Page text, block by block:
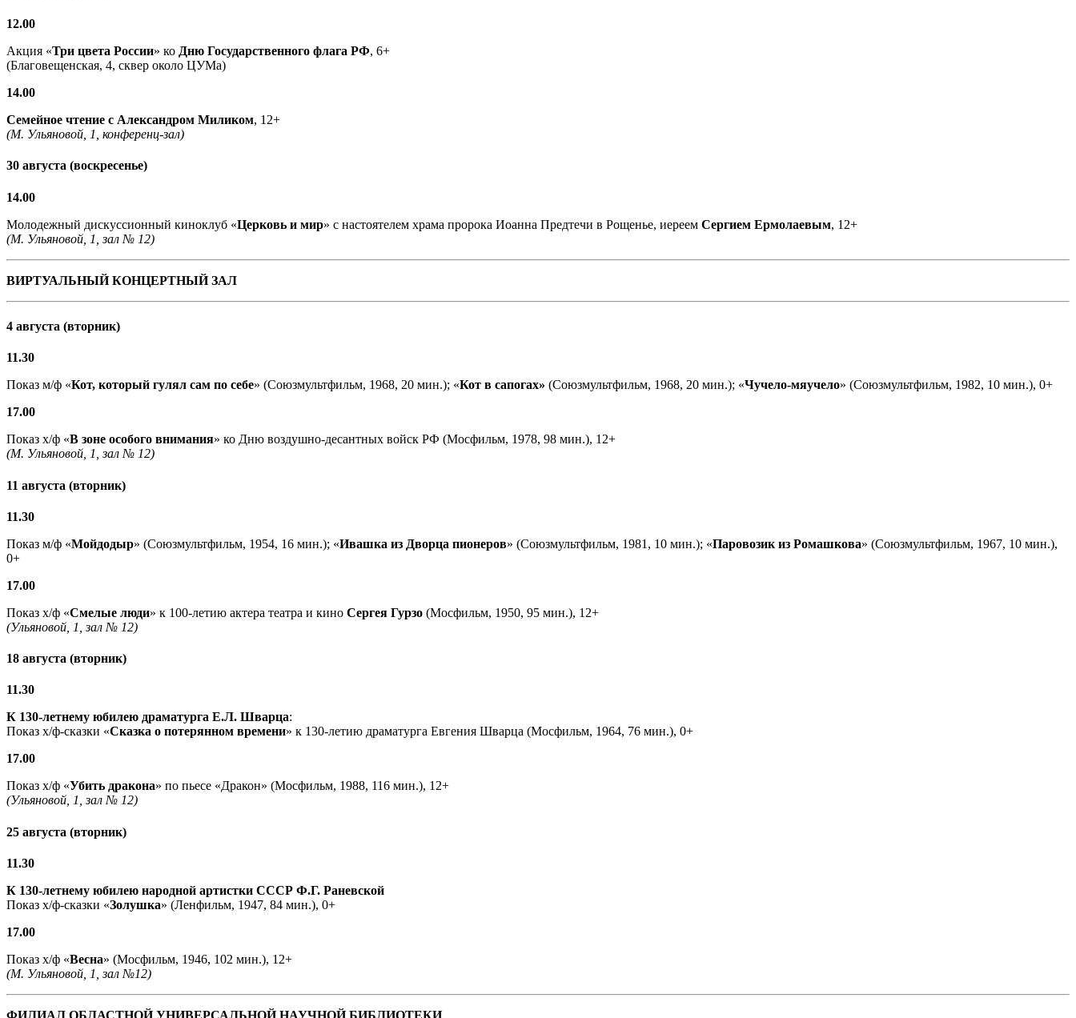
12.00
Акция «Три цвета России» ко Дню Государственного флага РФ, 6+
(Благовещенская, 4, сквер около ЦУМа)
14.00
Семейное чтение с Александром Миликом, 12+
(М. Ульяновой, 1, конференц-зал)
30 августа (воскресенье)
14.00
Молодежный дискуссионный киноклуб «Церковь и мир» с настоятелем храма пророка Иоанна Предтечи в Рощенье, иереем Сергием Ермолаевым, 12+
(М. Ульяновой, 1, зал № 12)
ВИРТУАЛЬНЫЙ КОНЦЕРТНЫЙ ЗАЛ
4 августа (вторник)
11.30
Показ м/ф «Кот, который гулял сам по себе» (Союзмультфильм, 1968, 20 мин.); «Кот в сапогах» (Союзмультфильм, 1968, 20 мин.); «Чучело-мяучело» (Союзмультфильм, 1982, 10 мин.), 0+
17.00
Показ х/ф «В зоне особого внимания» ко Дню воздушно-десантных войск РФ (Мосфильм, 1978, 98 мин.), 12+
(М. Ульяновой, 1, зал № 12)
11 августа (вторник)
11.30
Показ м/ф «Мойдодыр» (Союзмультфильм, 1954, 16 мин.); «Ивашка из Дворца пионеров» (Союзмультфильм, 1981, 10 мин.); «Паровозик из Ромашкова» (Союзмультфильм, 1967, 10 мин.),
0+
17.00
Показ х/ф «Смелые люди» к 100-летию актера театра и кино Сергея Гурзо (Мосфильм, 1950, 95 мин.), 12+
(Ульяновой, 1, зал № 12)
18 августа (вторник)
11.30
К 130-летнему юбилею драматурга Е.Л. Шварца:
Показ х/ф-сказки «Сказка о потерянном времени» к 130-летию драматурга Евгения Шварца (Мосфильм, 1964, 76 мин.), 0+
17.00
Показ х/ф «Убить дракона» по пьесе «Дракон» (Мосфильм, 1988, 116 мин.), 12+
(Ульяновой, 1, зал № 12)
25 августа (вторник)
11.30
К 130-летнему юбилею народной артистки СССР Ф.Г. Раневской
Показ х/ф-сказки «Золушка» (Ленфильм, 1947, 84 мин.), 0+
17.00
Показ х/ф «Весна» (Мосфильм, 1946, 102 мин.), 12+
(М. Ульяновой, 1, зал №12)
ФИЛИАЛ ОБЛАСТНОЙ УНИВЕРСАЛЬНОЙ НАУЧНОЙ БИБЛИОТЕКИ